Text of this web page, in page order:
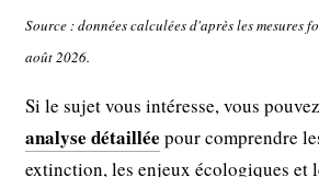
Source : données calculées d'après les mesures
août 2026.
Si le sujet vous intéresse, vous
analyse détaillée pour comprendre
extinction, les enjeux écologiques et